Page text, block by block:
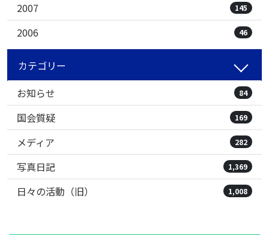
2007 145
2006 46
カテゴリー
お知らせ
84
国会質疑 169
メディア 282
写真日記 1,369
日々の活動（旧） 1,008